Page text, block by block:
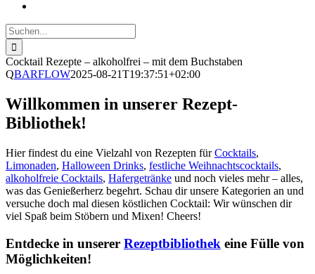
Suche
nach:
Cocktail Rezepte – alkoholfrei – mit dem Buchstaben
QBARFLOW2025-08-21T19:37:51+02:00
Willkommen in unserer Rezept-
Bibliothek!
Hier findest du eine Vielzahl von Rezepten fürCocktails,
Limonaden, Halloween Drinks, festliche Weihnachtscocktails,
alkoholfreie Cocktails, Hafergetränke und noch vieles mehr – alles,
was das Genießerherz begehrt. Schau dir unsere Kategorien an und
versuche doch mal diesen köstlichen Cocktail: Wir wünschen dir
viel Spaß beim Stöbern und Mixen! Cheers!
Entdecke in unserer Rezeptbibliothek eine Fülle von
Möglichkeiten!